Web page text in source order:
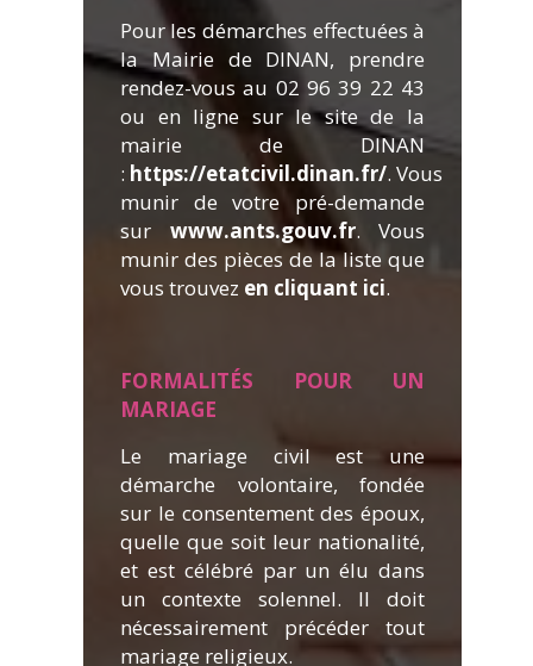
Pour les démarches effectuées à
la Mairie de DINAN, prendre
rendez-vous au 02 96 39 22 43
ou en ligne sur le site de la
mairie de DINAN
: https://etatcivil.dinan.fr/. Vous
munir de votre pré-demande
sur www.ants.gouv.fr. Vous
munir des pièces de la liste que
vous trouvez en cliquant ici.
FORMALITÉS POUR UN
MARIAGE
Le mariage civil est une
démarche volontaire, fondée
sur le consentement des époux,
quelle que soit leur nationalité,
et est célébré par un élu dans
un contexte solennel. Il doit
nécessairement précéder tout
mariage religieux.